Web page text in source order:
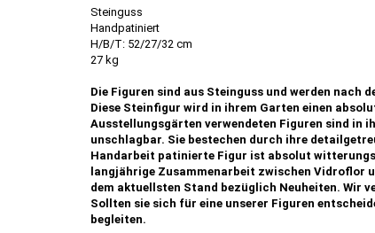
Steinguss
Handpatiniert
H/B/T: 52/27/32 cm
27 kg
Die Figuren sind aus Steinguss und werden
Diese Steinfigur wird in ihrem Garten einen
Ausstellungsgärten verwendeten Figuren sind in
unschlagbar. Sie bestechen durch ihre
Handarbeit patinierte Figur ist absolut
langjährige Zusammenarbeit zwischen Vidroflor
dem aktuellsten Stand bezüglich Neuheiten. Wir
Sollten sie sich für eine unserer Figuren
begleiten.